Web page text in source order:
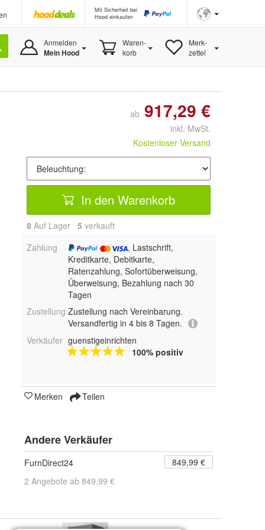
Mit Sicherheit bei
Hood einkaufen
Anmelden
Mein Hood
Waren-
korb
Merk-
zettel
ab 917,29 €
inkl. MwSt.
Kostenloser Versand
In den Warenkorb
8 Auf Lager 5 verkauft
Zahlung
, Lastschrift,
Kreditkarte, Debitkarte,
Ratenzahlung, Sofortüberweisung,
Überweisung, Bezahlung nach 30
Tagen
Zustellung Zustellung nach Vereinbarung.
Versandfertig in 4 bis 8 Tagen.
Verkäufer guenstigeinrichten
100% positiv
Merken Teilen
Andere Verkäufer
FurnDirect24
849,99 €
2 Angebote ab 849,99 €